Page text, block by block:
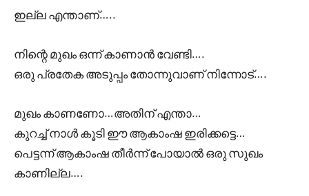
ഇല്ല എന്താണ്…..
നിന്റെ മുഖം ഒന്ന് കാണാൻ വേണ്ടി….
ഒരു പ്രതേക അടുപ്പം തോന്നുവാണ് നിന്നോട്….
മുഖം കാണണോ…അതിന് എന്താ…
കുറച്ച് നാൾ കൂടി ഈ ആകാംഷ ഇരിക്കട്ടെ…
പെട്ടന്ന് ആകാംഷ തീർന്ന് പോയാൽ ഒരു സുഖം
കാണില്ല….